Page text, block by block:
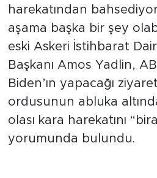
harekatından
aşama başka bir şey
eski Askeri İstihbarat
Başkanı Amos Yadlin,
Biden’ın yapacağı
ordusunun abluka
olası kara harekatını
yorumunda bulundu.